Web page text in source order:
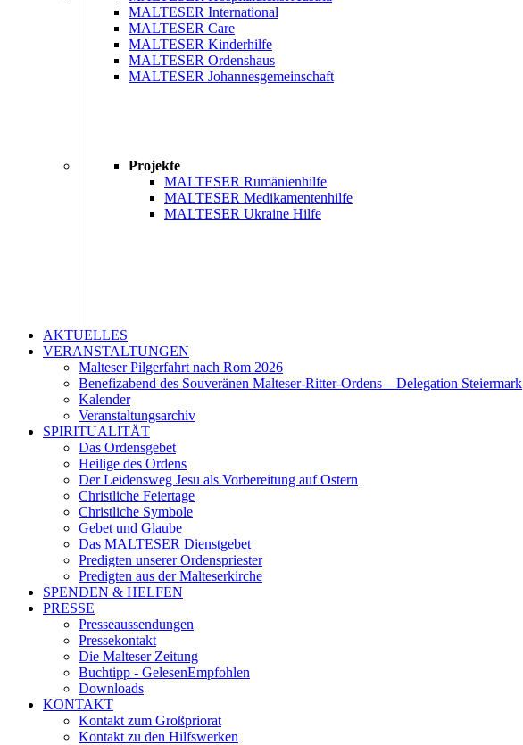
MALTESER International
MALTESER Care
MALTESER Kinderhilfe
MALTESER Ordenshaus
MALTESER Johannesgemeinschaft
Projekte
MALTESER Rumänienhilfe
MALTESER Medikamentenhilfe
MALTESER Ukraine Hilfe
AKTUELLES
VERANSTALTUNGEN
Malteser Pilgerfahrt nach Rom 2026
Benefizabend des Souveränen Malteser-Ritter-Ordens – Delegation Steiermark
Kalender
Veranstaltungsarchiv
SPIRITUALITÄT
Das Ordensgebet
Heilige des Ordens
Der Leidensweg Jesu als Vorbereitung auf Ostern
Christliche Feiertage
Christliche Symbole
Gebet und Glaube
Das MALTESER Dienstgebet
Predigten unserer Ordenspriester
Predigten aus der Malteserkirche
SPENDEN & HELFEN
PRESSE
Presseaussendungen
Pressekontakt
Die Malteser Zeitung
Buchtipp - GelesenEmpfohlen
Downloads
KONTAKT
Kontakt zum Großpriorat
Kontakt zu den Hilfswerken